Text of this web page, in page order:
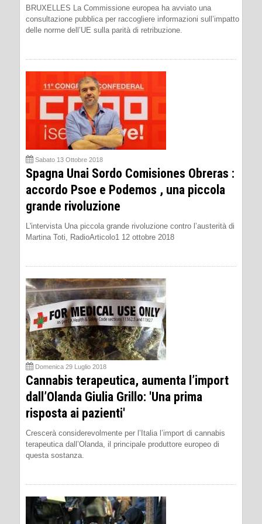
BRUXELLES La Commissione europea ha avviato una
consultazione pubblica per raccogliere informazioni sull’impatto
delle norme dell’UE sulla parità di retribuzione.
Sabato 13 Ottobre 2018
Spagna Unai Sordo Comisiones Obreras :
accordo Psoe e Podemos , una piccola
grande rivoluzione
L'intervista Una piccola grande rivoluzione contro l’austerità di
Martina Toti, RadioArticolo1 12 ottobre 2018
Domenica 29 Luglio 2018
Cannabis terapeutica, aumenta l’import
dall’Olanda Giulia Grillo: 'Una prima
risposta ai pazienti'
Crescerà considerevolmente per l’Italia l’import di cannabis
terapeutica dall’Olanda, il principale produttore europeo di
questa sostanza.